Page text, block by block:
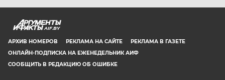
AIF.BY
АРХИВ НОМЕРОВ РЕКЛАМА НА САЙТЕ
РЕКЛАМА В ГАЗЕТЕ
ОНЛАЙН-ПОДПИСКА НА ЕЖЕНЕДЕЛЬНИК АИФ
СООБЩИТЬ В РЕДАКЦИЮ ОБ ОШИБКЕ